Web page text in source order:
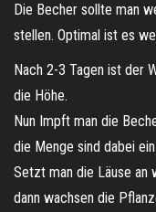
Die Becher sollte man
stellen. Optimal ist es
Nach 2-3 Tagen ist der
die Höhe.
Nun Impft man die
die Menge sind dabei
Setzt man die Läuse an
dann wachsen die